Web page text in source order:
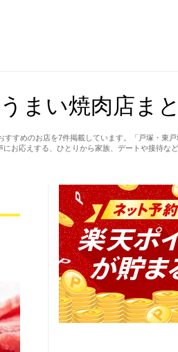
まい焼肉店ま
すめのお店を7件掲載しています。「戸塚・東
お応えする、ひとりから家族、デートや接待な